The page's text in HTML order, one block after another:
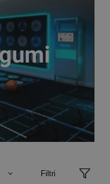
Filtri